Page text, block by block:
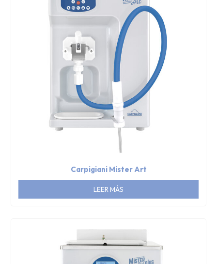
Carpigiani Mister Art
LEER MÁS